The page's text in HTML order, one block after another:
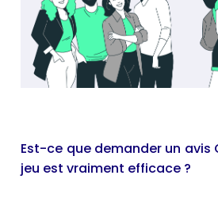
Est-ce que demander un avis
jeu est vraiment efficace ?